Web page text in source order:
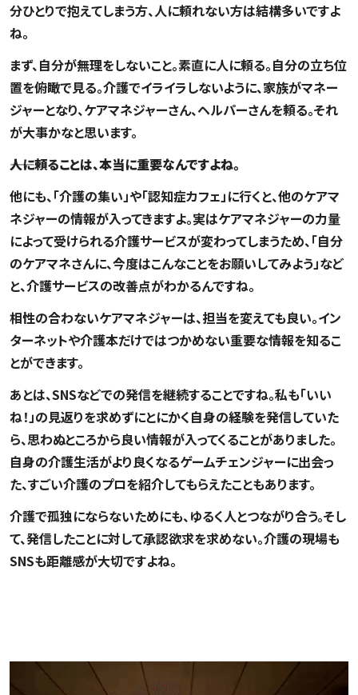
分ひとりで抱えてしまう方、人に頼れない方は結構多いですよ
ね。
まず、自分が無理をしないこと。素直に人に頼る。自分の立ち位
置を俯瞰で見る。介護でイライラしないように、家族がマネー
ジャーとなり、ケアマネジャーさん、ヘルパーさんを頼る。それ
が大事かなと思います。
――人に頼ることは、本当に重要なんですよね。
他にも、「介護の集い」や「認知症カフェ」に行くと、他のケアマ
ネジャーの情報が入ってきますよ。実はケアマネジャーの力量
によって受けられる介護サービスが変わってしまうため、「自分
のケアマネさんに、今度はこんなことをお願いしてみよう」など
と、介護サービスの改善点がわかるんですね。
相性の合わないケアマネジャーは、担当を変えても良い。イン
ターネットや介護本だけではつかめない重要な情報を知るこ
とができます。
あとは、SNSなどでの発信を継続することですね。私も「いい
ね！」の見返りを求めずにとにかく自身の経験を発信していた
ら、思わぬところから良い情報が入ってくることがありました。
自身の介護生活がより良くなるゲームチェンジャーに出会っ
た、すごい介護のプロを紹介してもらえたこともあります。
介護で孤独にならないためにも、ゆるく人とつながり合う。そし
て、発信したことに対して承認欲求を求めない。介護の現場も
SNSも距離感が大切ですよね。